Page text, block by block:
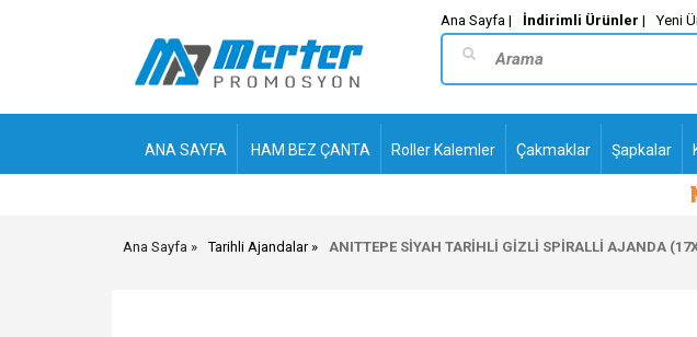
Ana Sayfa | İndirimli Ürünler | Yeni
ANA SAYFA HAM BEZ ÇANTA Roller Kalemler Çakmaklar Şapkalar
Ana Sayfa Tarihli Ajandalar ANITTEPE SİYAH TARİHLİ GİZLİ SPİRALLİ AJANDA